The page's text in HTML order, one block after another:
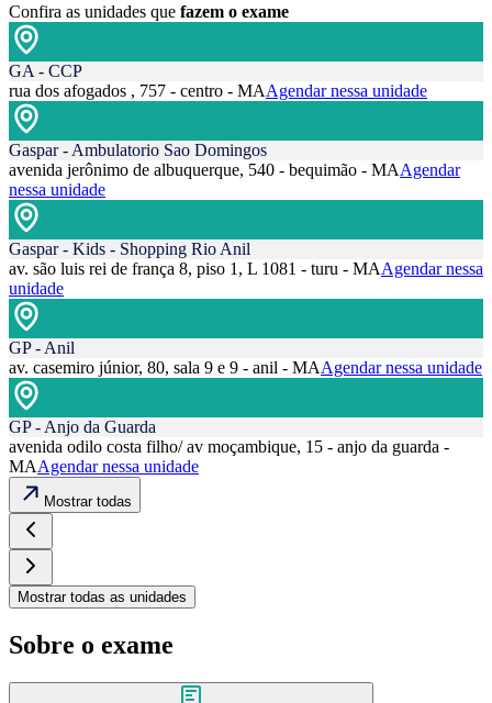
Confira as unidades que fazem o exame
GA - CCP
rua dos afogados , 757 - centro - MAAgendar nessa unidade
Gaspar - Ambulatorio Sao Domingos
avenida jerônimo de albuquerque, 540 - bequimão - MAAgendar
nessa unidade
Gaspar - Kids - Shopping Rio Anil
av. são luis rei de frança 8, piso 1, L 1081 - turu - MAAgendar nessa
unidade
GP - Anil
av. casemiro júnior, 80, sala 9 e 9 - anil - MAAgendar nessa unidade
GP - Anjo da Guarda
avenida odilo costa filho/ av moçambique, 15 - anjo da guarda -
MAAgendar nessa unidade
Mostrar todas
Mostrar todas as unidades
Sobre o exame